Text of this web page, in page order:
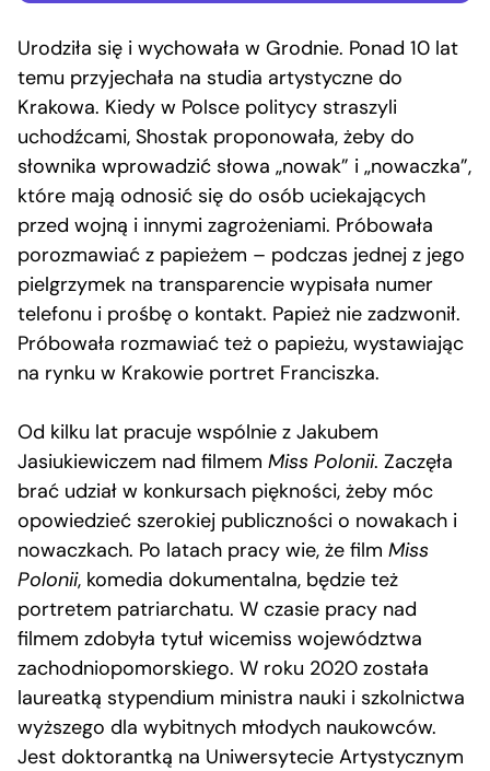
Urodziła się i wychowała w Grodnie. Ponad 10 lat
temu przyjechała na studia artystyczne do
Krakowa. Kiedy w Polsce politycy straszyli
uchodźcami, Shostak proponowała, żeby do
słownika wprowadzić słowa „nowak” i „nowaczka”,
które mają odnosić się do osób uciekających
przed wojną i innymi zagrożeniami. Próbowała
porozmawiać z papieżem – podczas jednej z jego
pielgrzymek na transparencie wypisała numer
telefonu i prośbę o kontakt. Papież nie zadzwonił.
Próbowała rozmawiać też o papieżu, wystawiając
na rynku w Krakowie portret Franciszka.
Od kilku lat pracuje wspólnie z Jakubem
Jasiukiewiczem nad filmem Miss Polonii. Zaczęła
brać udział w konkursach piękności, żeby móc
opowiedzieć szerokiej publiczności o nowakach i
nowaczkach. Po latach pracy wie, że film Miss
Polonii, komedia dokumentalna, będzie też
portretem patriarchatu. W czasie pracy nad
filmem zdobyła tytuł wicemiss województwa
zachodniopomorskiego. W roku 2020 została
laureatką stypendium ministra nauki i szkolnictwa
wyższego dla wybitnych młodych naukowców.
Jest doktorantką na Uniwersytecie Artystycznym